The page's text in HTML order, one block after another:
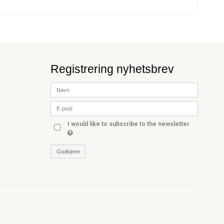
Registrering nyhetsbrev
I would like to subscribe to the newsletter
Godkjenn